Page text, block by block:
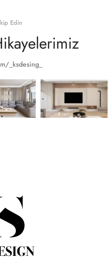
Edin
_ksdesing_